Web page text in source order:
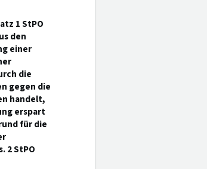
1 StPO
den
einer
die
gegen die
handelt,
erspart
für die
2 StPO